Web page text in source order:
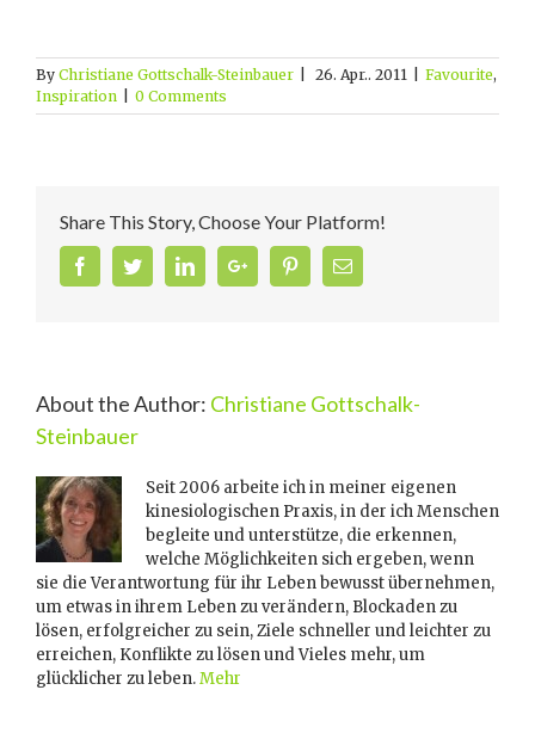
By Christiane Gottschalk-Steinbauer 26. Apr.. 2011 Favourite,
Inspiration
0 Comments
Share This Story, Choose Your Platform!
FacebookTwitterLinkedinGoogle+ PinterestEmail
About the Author: Christiane Gottschalk-
Steinbauer
Seit 2006 arbeite ich in meiner eigenen
kinesiologischen Praxis, in der ich Menschen
begleite und unterstütze, die erkennen,
welche Möglichkeiten sich ergeben, wenn
sie die Verantwortung für ihr Leben bewusst übernehmen,
um etwas in ihrem Leben zu verändern, Blockaden zu
lösen, erfolgreicher zu sein, Ziele schneller und leichter zu
erreichen, Konflikte zu lösen und Vieles mehr, um
glücklicher zu leben.Mehr